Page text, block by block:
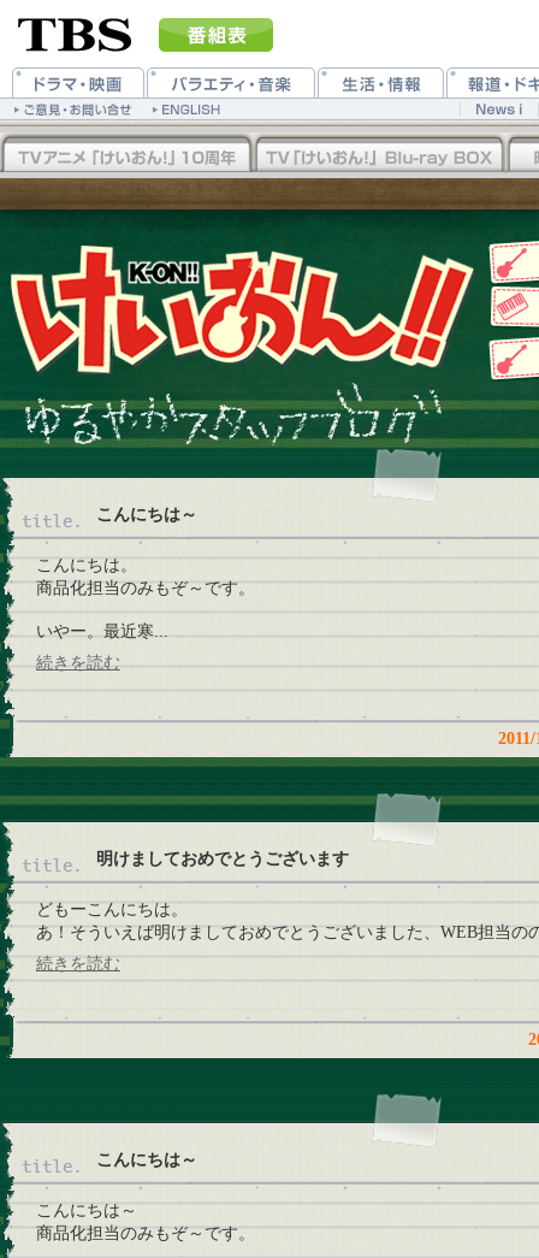
こんにちは～
こんにちは。
商品化担当のみもぞ～です。
いやー。最近寒...
続きを読む
明けましておめでとうございます
どもーこんにちは。
あ！そういえば明けましておめでとうございました、WEB担当の
続きを読む
こんにちは～
こんにちは～
商品化担当のみもぞ～です。